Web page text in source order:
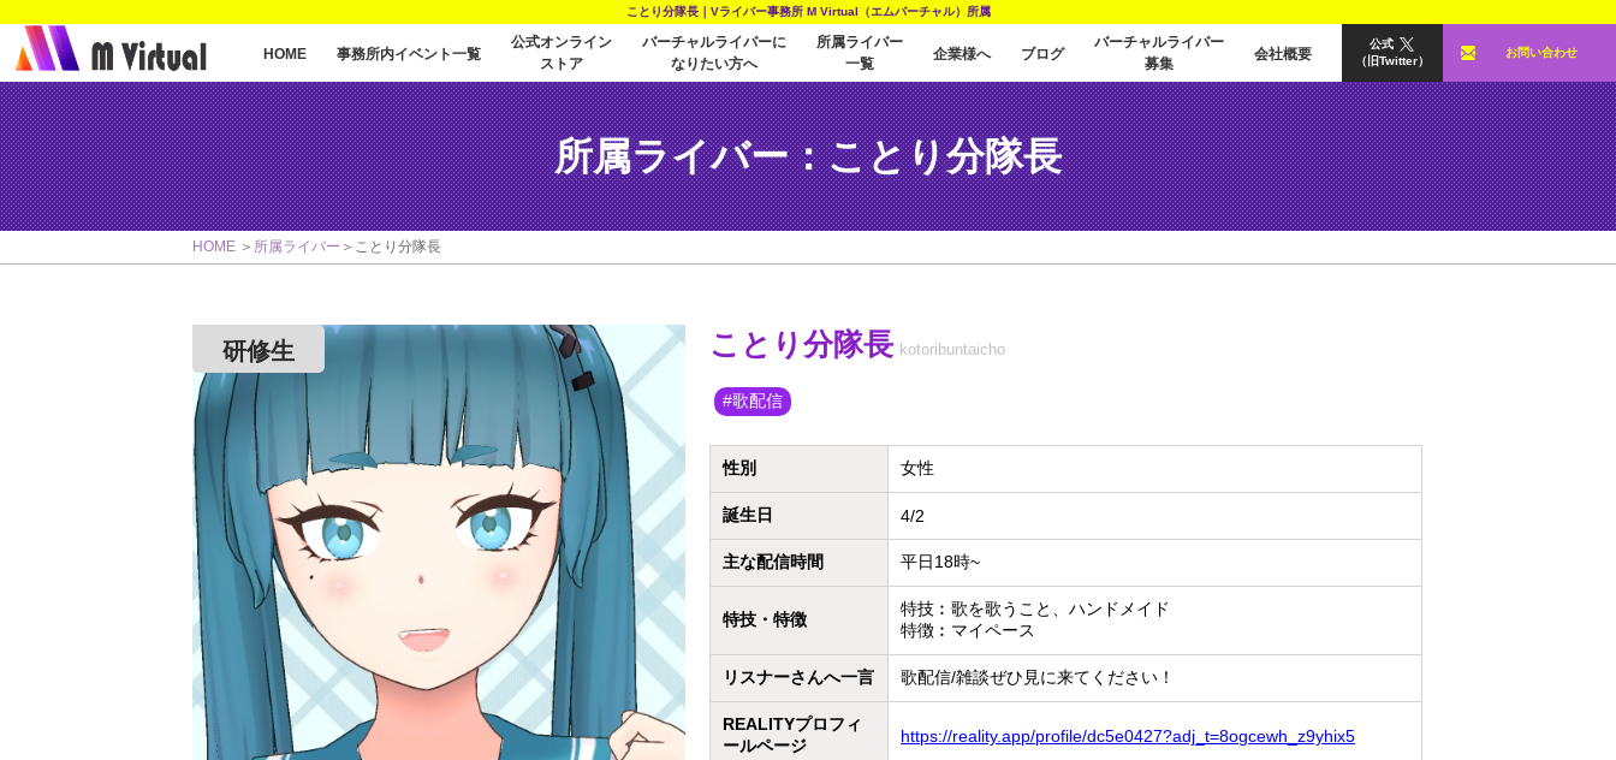
ことり分隊長｜Vライバー事務所 M Virtual（エムバーチャル）所属
HOME 事務所内イベント一覧
公式オンライン
ストア
バーチャルライバーに
なりたい方へ
所属ライバー
一覧
企業様へ ブログ
バーチャルライバー
募集
会社概要
公式
（旧Twitter）
お問い合わせ
所属ライバー：ことり分隊長
HOME 所属ライバー ことり分隊長
研修生 ことり分隊長 kotoribuntaicho
歌配信
性別 女性
誕生日 4/2
主な配信時間 平日18時~
特技・特徴
特技︰歌を歌うこと、ハンドメイド
特徴︰マイペース
リスナーさんへ一言 歌配信/雑談ぜひ見に来てください！
REALITYプロフィ
ールページ
https://reality.app/profile/dc5e0427?adj_t=8ogcewh_z9yhix5